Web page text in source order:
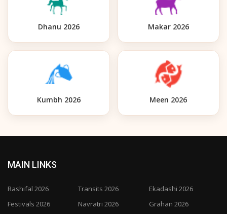
Dhanu 2026 Makar 2026
Kumbh 2026 Meen 2026
MAIN LINKS
Rashifal 2026 Transits 2026
Ekadashi 2026
Festivals 2026
Navratri 2026
Grahan 2026